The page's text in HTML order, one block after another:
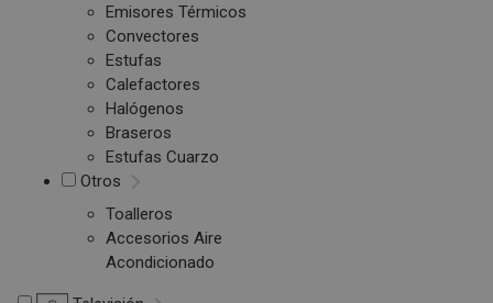
Emisores Térmicos
Convectores
Estufas
Calefactores
Halógenos
Braseros
Estufas Cuarzo
Otros
Toalleros
Accesorios Aire
Acondicionado